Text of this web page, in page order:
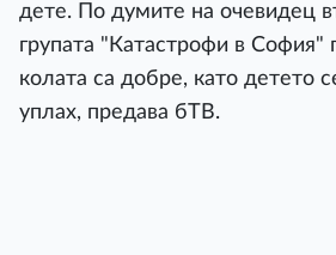
дете. По думите на очевидец
групата "Катастрофи в София"
колата са добре, като детето
уплах, предава бТВ.